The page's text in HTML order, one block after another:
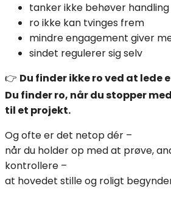
tanker ikke behøver handling
ro ikke kan tvinges frem
mindre engagement giver
sindet regulerer sig selv
👉 Du finder ikke ro ved at lede
Du finder ro, når du stopper
til et projekt.
Og ofte er det netop dér –
når du holder op med at prøve,
kontrollere –
at hovedet stille og roligt